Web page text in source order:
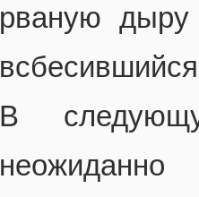
рваную
всбесившийся
В